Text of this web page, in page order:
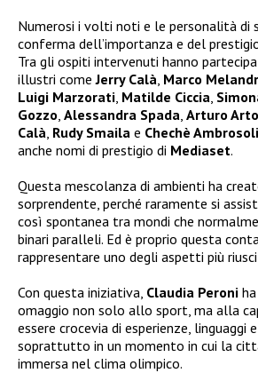
Numerosi i volti noti e le personalità di
conferma dell’importanza e del
Tra gli ospiti intervenuti hanno
illustri comeJerry Calà Marco
Luigi Marzorati Matilde Ciccia
Gozzo Alessandra Spada Arturo
Calà Rudy Smaila e Chechè Ambrosoli
anche nomi di prestigio di Mediaset.
Questa mescolanza di ambienti ha
sorprendente, perché raramente si
così spontanea tra mondi che
binari paralleli. Ed è proprio questa
rappresentare uno degli aspetti più
Con questa iniziativa, Claudia Peroni
omaggio non solo allo sport, ma alla
essere crocevia di esperienze, linguaggi
soprattutto in un momento in cui la
immersa nel clima olimpico.